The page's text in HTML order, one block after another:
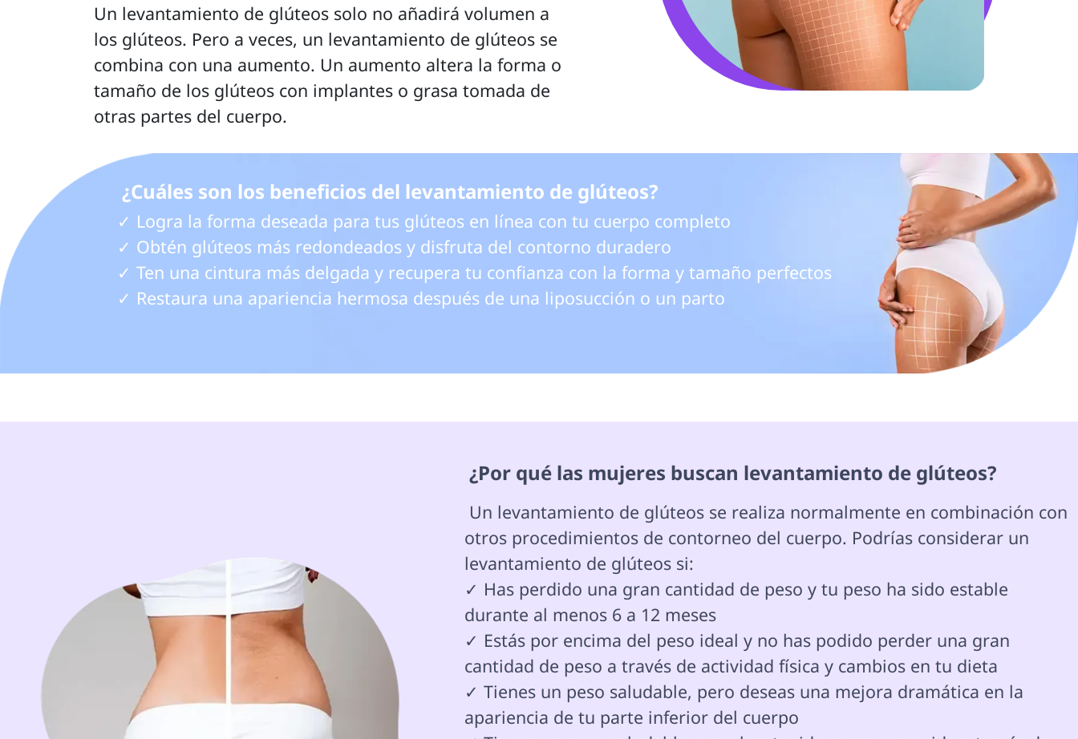
Un levantamiento de glúteos solo no añadirá volumen a
los glúteos. Pero a veces, un levantamiento de glúteos se
combina con una aumento. Un aumento altera la forma o
tamaño de los glúteos con implantes o grasa tomada de
otras partes del cuerpo.
¿Cuáles son los beneficios del levantamiento de glúteos?
✓ Logra la forma deseada para tus glúteos en línea con tu cuerpo completo
✓ Obtén glúteos más redondeados y disfruta del contorno duradero
✓ Ten una cintura más delgada y recupera tu confianza con la forma y tamaño perfectos
✓ Restaura una apariencia hermosa después de una liposucción o un parto
¿Por qué las mujeres buscan levantamiento de glúteos?
otros procedimientos de contorneo del cuerpo. Podrías considerar un
levantamiento de glúteos si:
✓ Has perdido una gran cantidad de peso y tu peso ha sido estable
durante al menos 6 a 12 meses
✓ Estás por encima del peso ideal y no has podido perder una gran
cantidad de peso a través de actividad física y cambios en tu dieta
✓ Tienes un peso saludable, pero deseas una mejora dramática en la
apariencia de tu parte inferior del cuerpo